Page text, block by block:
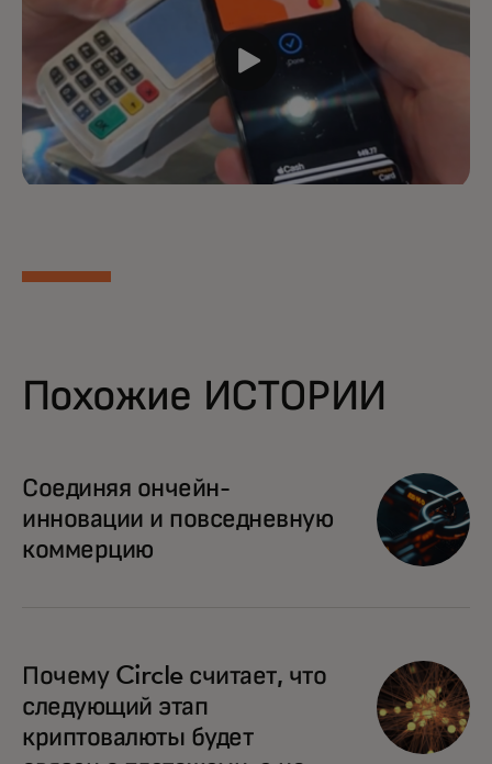
Похожие ИСТОРИИ
Соединяя ончейн-
инновации и повседневную
коммерцию
Почему Circle считает, что
следующий этап
криптовалюты будет